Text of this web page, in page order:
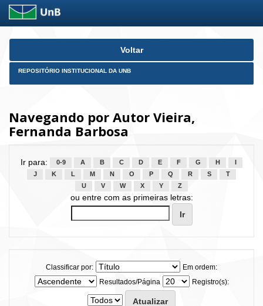
Skip
Voltar
REPOSITÓRIO INSTITUCIONAL DA UNB
Navegando por Autor Vieira,
Fernanda Barbosa
Ir para: 0-9 A B C D E F G H
J
K L M N O P Q R S
T
U
V W X Y Z
ou entre com as primeiras letras:
Classificar por:
Em ordem:
Resultados/Página
Registro(s):